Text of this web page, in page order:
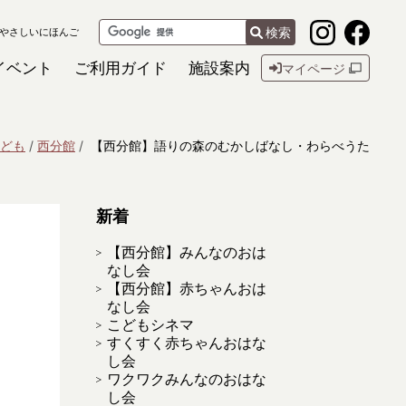
さしいにほんご 検索
ベント ご利用ガイド 施設案内 マイページ
も 西分館 【西分館】語りの森のむかしばなし・わらべうた
新着
【西分館】みんなのおは
なし会
【西分館】赤ちゃんおは
なし会
こどもシネマ
すくすく赤ちゃんおはな
し会
ワクワクみんなのおはな
し会